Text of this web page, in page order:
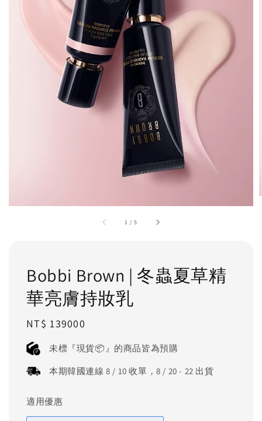
1 /5
Bobbi Brown | 冬蟲夏草精
華亮膚持妝乳
Regular
price
NT$ 139000
未標『現貨📦』的商品皆為預購
本期韓國連線 8 / 10 收單，8 / 20 - 22 出貨
適用優惠